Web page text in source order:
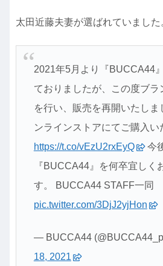
太田近藤夫妻が選ばれていました
2021年5月より『BUCCA44
ておりましたが、この度ブラ
を行い、販売を再開いたしま
ンラインストアにてご購入い
https://t.co/vEzU2rxEyQ
今
『BUCCA44』を何卒宜しく
す。 BUCCA44 STAFF一同
pic.twitter.com/3DjJ2yjHon
— BUCCA44
18, 2021